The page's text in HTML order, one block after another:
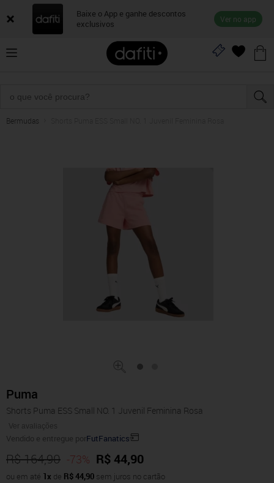
Baixe o App e ganhe descontos
exclusivos
Ver no app
Bermudas
Puma
Shorts Puma ESS Small NO. 1 Juvenil Feminina Rosa
Ver avaliações
Vendido e entregue porFutFanatics
R$ 164,90 -73% R$ 44,90
ou em até 1x de R$ 44,90 sem juros no cartão